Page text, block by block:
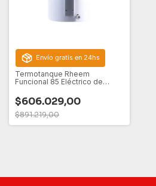
Envío gratis en 24hs
Termotanque Rheem
Funcional 85 Eléctrico de
$606.029,00
$891.219,00